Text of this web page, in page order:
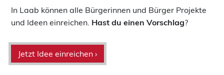
In Laab können alle Bürgerinnen und Bürger Projekte
und Ideen einreichen. Hast du einen Vorschlag?
Jetzt Idee einreichen ›